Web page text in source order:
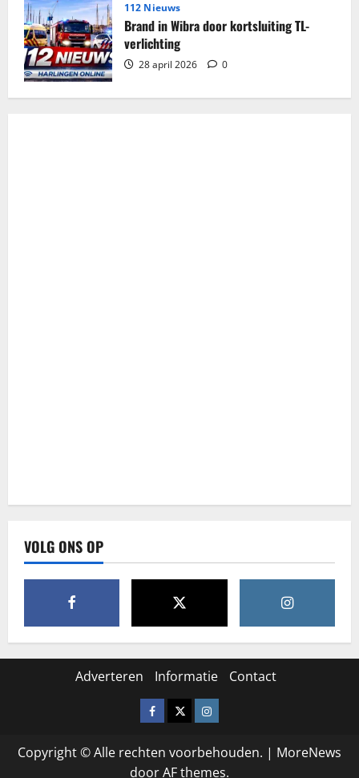
112 Nieuws
Brand in Wibra door kortsluiting TL-
verlichting
28 april 2026 0
VOLG ONS OP
Adverteren Informatie Contact
Facebook
X Instagram
Copyright © Alle rechten voorbehouden. | MoreNews
door AF themes.